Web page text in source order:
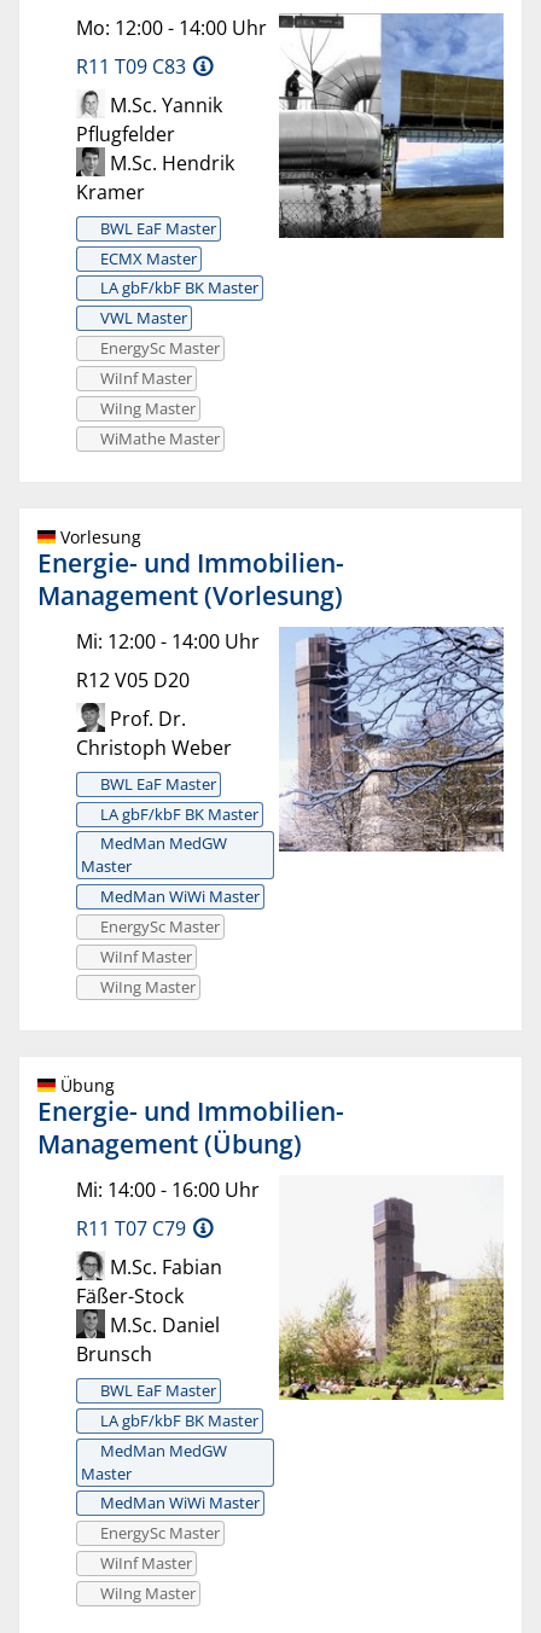
Mo: 12:00 - 14:00 Uhr
R11 T09 C83
M.Sc. Yannik
Pflugfelder
M.Sc. Hendrik
Kramer
BWL EaF Master
ECMX Master
LA gbF/kbF BK Master
VWL Master
EnergySc Master
WiInf Master
WiIng Master
WiMathe Master
Vorlesung
Energie- und Immobilien-
Management (Vorlesung)
Mi: 12:00 - 14:00 Uhr
R12 V05 D20
Prof. Dr.
Christoph Weber
BWL EaF Master
LA gbF/kbF BK Master
MedMan MedGW
Master
MedMan WiWi Master
EnergySc Master
WiInf Master
WiIng Master
Übung
Energie- und Immobilien-
Management (Übung)
Mi: 14:00 - 16:00 Uhr
R11 T07 C79
M.Sc. Fabian
Fäßer-Stock
M.Sc. Daniel
Brunsch
BWL EaF Master
LA gbF/kbF BK Master
MedMan MedGW
Master
MedMan WiWi Master
EnergySc Master
WiInf Master
WiIng Master